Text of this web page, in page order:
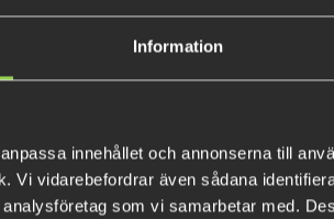
Information
innehållet och annonserna till
Vi vidarebefordrar även sådana
som vi samarbetar med.